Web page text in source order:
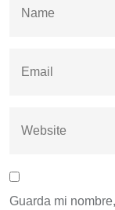
Guarda mi